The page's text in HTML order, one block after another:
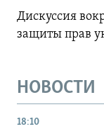
Дискуссия
защиты прав
НОВОСТИ
18:10